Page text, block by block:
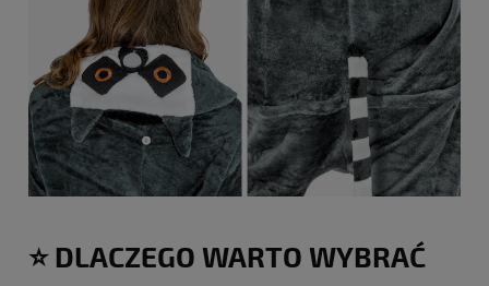
⭐️ DLACZEGO WARTO WYBRAĆ